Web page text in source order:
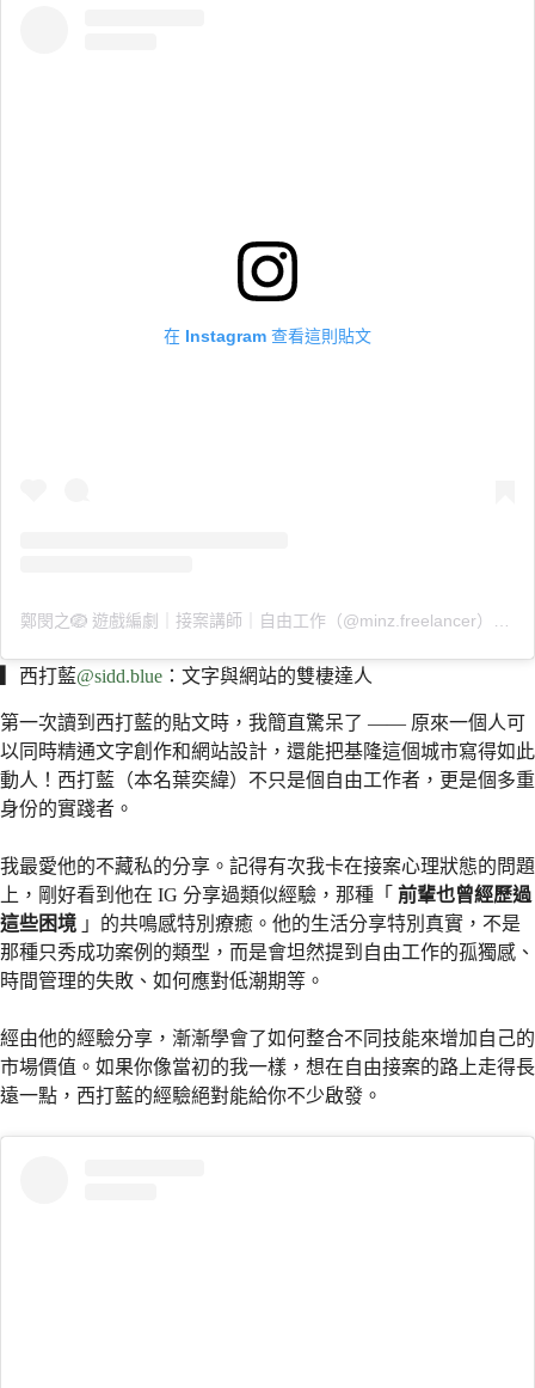
在 Instagram 查看這則貼文
西打藍@sidd.blue ：文字與網站的雙棲達人
第一次讀到西打藍的貼文時，我簡直驚呆了 —— 原來一個人可
以同時精通文字創作和網站設計，還能把基隆這個城市寫得如此
動人！西打藍（本名葉奕緯）不只是個自由工作者，更是個多重
身份的實踐者。
我最愛他的不藏私的分享。記得有次我卡在接案心理狀態的問題
上，剛好看到他在 IG 分享過類似經驗，那種「 前輩也曾經歷過
這些困境 」的共鳴感特別療癒。他的生活分享特別真實，不是
那種只秀成功案例的類型，而是會坦然提到自由工作的孤獨感、
時間管理的失敗、如何應對低潮期等。
經由他的經驗分享，漸漸學會了如何整合不同技能來增加自己的
市場價值。如果你像當初的我一樣，想在自由接案的路上走得長
遠一點，西打藍的經驗絕對能給你不少啟發。